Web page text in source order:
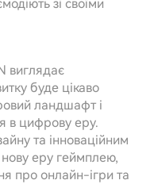
зі своїми
виглядає
буде цікаво
ландшафт і
в цифрову еру.
та інноваційним
еру геймплею,
про онлайн-ігри та